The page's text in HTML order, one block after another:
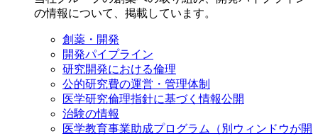
の情報について、掲載しています。
創薬・開発
開発パイプライン
研究開発における倫理
公的研究費の運営・管理体制
医学研究倫理指針に基づく情報公開
治験の情報
医学教育事業助成プログラム
（別ウィンドウが開